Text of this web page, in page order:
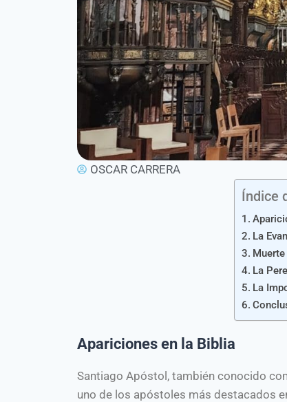
OSCAR CARRERA
Índice
La
La
La
Apariciones en la Biblia
Santiago Apóstol, también conocido
uno de los apóstoles más destacados